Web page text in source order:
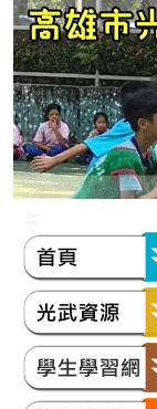
:::